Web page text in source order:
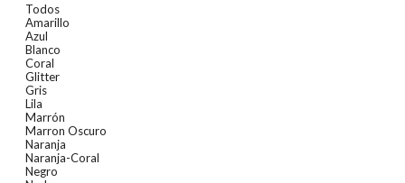
Todos
Amarillo
Azul
Blanco
Coral
Glitter
Gris
Lila
Marrón
Marron Oscuro
Naranja
Naranja-Coral
Negro